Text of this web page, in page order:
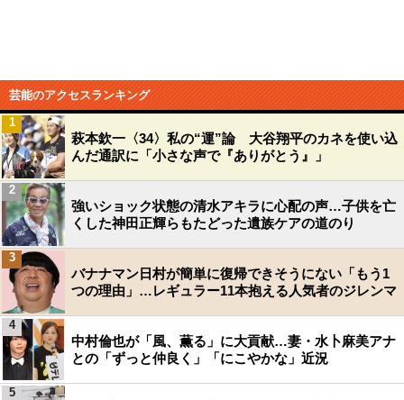
芸能のアクセスランキング
萩本欽一〈34〉私の“運”論 大谷翔平のカネを使い込
んだ通訳に「小さな声で『ありがとう』」
1
強いショック状態の清水アキラに心配の声…子供を亡
くした神田正輝らもたどった遺族ケアの道のり
2
バナナマン日村が簡単に復帰できそうにない「もう1
つの理由」…レギュラー11本抱える人気者のジレンマ
3
中村倫也が「風、薫る」に大貢献…妻・水卜麻美アナ
との「ずっと仲良く」「にこやかな」近況
4
5